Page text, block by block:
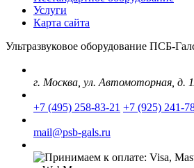
Услуги
Карта сайта
Ультразвуковое оборудование ПСБ-
г. Москва, ул. Автомоторная, д.
+7 (495) 258-83-21 +7 (925) 241-
mail@psb-gals.ru